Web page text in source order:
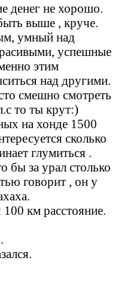
денег не хорошо.
выше , круче.
умный над
успешные
этим
над другими.
смешно смотреть
то ты крут:)
на хонде 1500
сколько
глумиться .
бы за урал столько
говорит , он у
100 км расстояние.